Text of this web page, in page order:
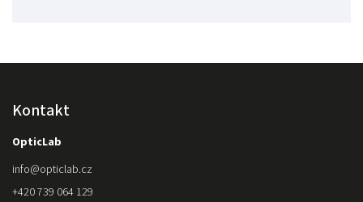
Kontakt
OpticLab
info@opticlab.cz
+420 739 064 129